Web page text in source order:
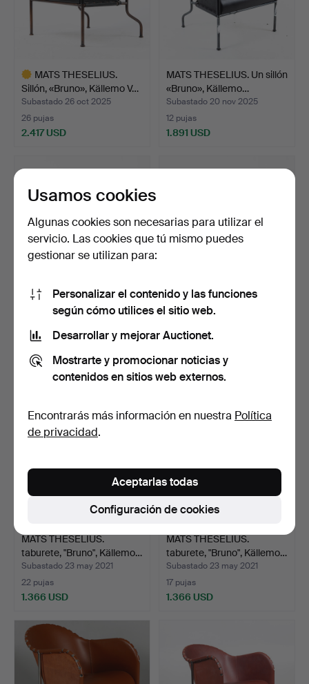
MATS THESELIUS.
Sillón, «Bruno», Källemo V…
Subastado 26 oct 2025
26 pujas
2.417 USD
seleccionado
MATS THESELIUS. Un sillón
«Bruno», Källemo…
Subastado 20 nov 2025
12 pujas
1.891 USD
MATS THESELIUS. Sillón,
"BRUNO", para Käll…
Subastado 15 ago 2023
1.996 USD
MATS THESELIUS. Sillón,
Subastado 15 ago 2023
2.049 USD
MATS THESELIUS.
taburete, "Bruno", Källemo…
Subastado 23 may 2021
22 pujas
1.366 USD
MATS THESELIUS.
taburete, "Bruno", Källemo…
Subastado 23 may 2021
17 pujas
1.366 USD
Usamos cookies
Algunas cookies son necesarias para utilizar el
servicio. Las cookies que tú mismo puedes
gestionar se utilizan para:
Personalizar el contenido y las funciones
según cómo utilices el sitio web.
Desarrollar y mejorar Auctionet.
Mostrarte y promocionar noticias y
contenidos en sitios web externos.
Encontrarás más información en nuestra Política
de privacidad.
Configuración de cookies
Aceptarlas todas